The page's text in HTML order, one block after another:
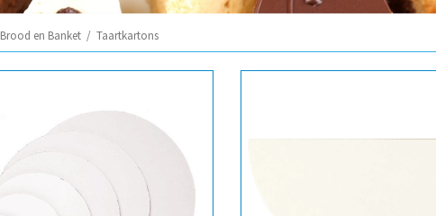
Brood en Banket / Taartkartons